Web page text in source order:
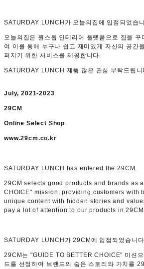
SATURDAY LUNCH가 오늘의집에 입점되었습
오늘의집은 원스톱 인테리어 플랫폼으로 집을
여 이를 통해 누구나 쉽고 재미있게 자신의 공간
퍼지기 위한 서비스를 제공합니다.
SATURDAY LUNCH 제품 많은 관심 부탁드립니
July, 2021-2023
29CM
Online Select Shop
www.29cm.co.kr
SATURDAY LUNCH has entered the 29CM.
29CM selects good products and brands as a
CHOICE" mission, providing customers with
unique content with hidden stories and
pay a lot of attention to our products in
SATURDAY LUNCH가 29CM에 입점되었습니
29CM는 "GUIDE TO BETTER CHOICE" 미션
드를 선정하여 브랜드의 숨은 스토리와 가치를